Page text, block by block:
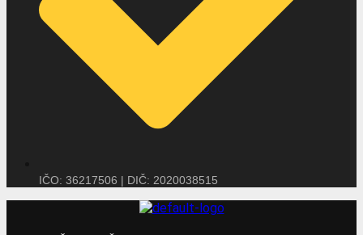
IČO: 36217506 | DIČ: 2020038515